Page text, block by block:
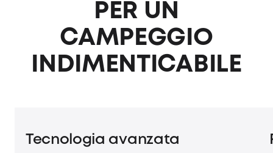
PER UN
CAMPEGGIO
INDIMENTICABILE
Tecnologia avanzata